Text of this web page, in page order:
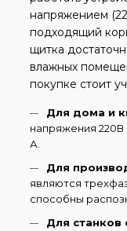
напряжением
подходящий
щитка
влажных
покупке стоит
Для дома и
напряжения 220В
А.
Для
являются
способны
Для станков